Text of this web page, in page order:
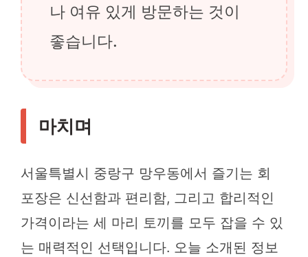
나 여유 있게 방문하는 것이
좋습니다.
마치며
서울특별시 중랑구 망우동에서 즐기는 회
포장은 신선함과 편리함, 그리고 합리적인
가격이라는 세 마리 토끼를 모두 잡을 수 있
는 매력적인 선택입니다. 오늘 소개된 정보